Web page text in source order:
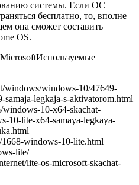
системы. Если ОС
бесплатно, то, вполне
она сможет составить
OS.
Используемые
windows/windows-10/47649-
legkaja-s-aktivatorom.html
10-x64-skachat-
10-lite-x64-samaya-legkaya-
1668-windows-10-lite.html
lite/
lite-os-microsoft-skachat-